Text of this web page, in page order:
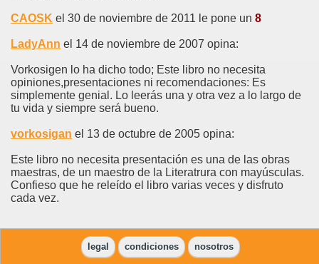
CAOSK el 30 de noviembre de 2011 le pone un 8
LadyAnn el 14 de noviembre de 2007 opina:
Vorkosigen lo ha dicho todo; Este libro no necesita
opiniones,presentaciones ni recomendaciones: Es
simplemente genial. Lo leerás una y otra vez a lo largo de
tu vida y siempre será bueno.
vorkosigan el 13 de octubre de 2005 opina:
Este libro no necesita presentación es una de las obras
maestras, de un maestro de la Literatrura con mayúsculas.
Confieso que he releído el libro varias veces y disfruto
cada vez.
legal condiciones nosotros